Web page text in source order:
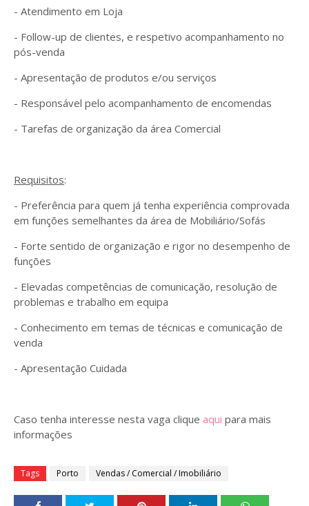
- Atendimento em Loja
- Follow-up de clientes, e respetivo acompanhamento no
pós-venda
- Apresentação de produtos e/ou serviços
- Responsável pelo acompanhamento de encomendas
- Tarefas de organização da área Comercial
Requisitos:
- Preferência para quem já tenha experiência comprovada
em funções semelhantes da área de Mobiliário/Sofás
- Forte sentido de organização e rigor no desempenho de
funções
- Elevadas competências de comunicação, resolução de
problemas e trabalho em equipa
- Conhecimento em temas de técnicas e comunicação de
venda
- Apresentação Cuidada
Caso tenha interesse nesta vaga clique aqui para mais
informações
Tags Porto Vendas / Comercial / Imobiliário